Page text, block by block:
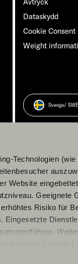
Technologien
Website
Geeignete
Risiko für
Eingesetzte
Dataskydd
Cookie Consent
Weight
Sverige/ SWE